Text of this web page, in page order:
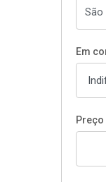
Em